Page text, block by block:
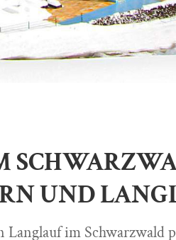
UND
im Schwarzwald